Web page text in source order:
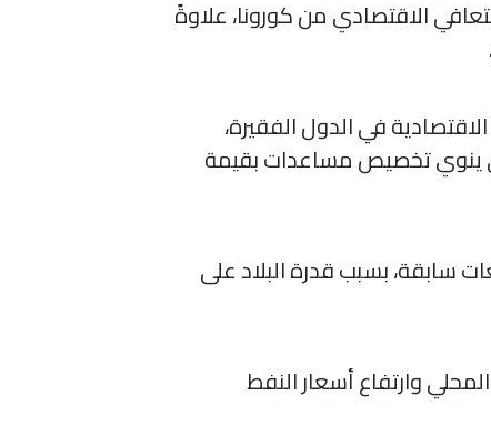
مليار يورو على شكل منح وقروض للعام المقبل 2022 لتمويل التعافي الاقتصادي من كورونا، علاوةً
في الدول الفقيرة،
ينوي تخصيص مساعدات بقيمة
نمو الاقتصاد الصيني إلى 8.5% في 2021 بزيادة 0.6% عن توقعات سابقة، بسبب قدرة البلاد على
والقادم بنسبة 3.2% بسبب زيادة الطلب المحلي وارتفاع أسعار النفط